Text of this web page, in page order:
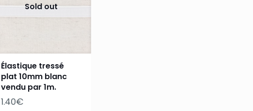
Sold out
Élastique tressé
plat 10mm blanc
vendu par 1m.
1.40€